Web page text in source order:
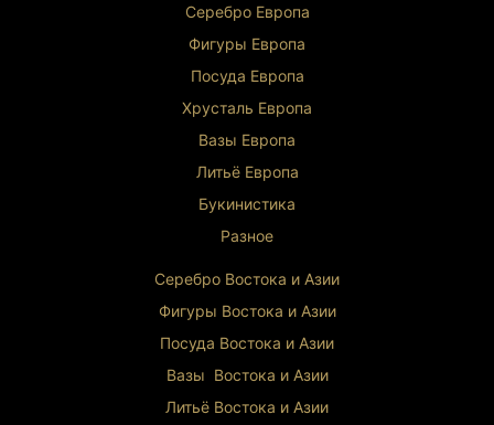
Серебро Европа
Фигуры Европа
Посуда Европа
Хрусталь Европа
Вазы Европа
Литьё Европа
Букинистика
Разное
Серебро Востока и Азии
Фигуры Востока и Азии
Посуда Востока и Азии
Вазы Востока и Азии
Литьё Востока и Азии